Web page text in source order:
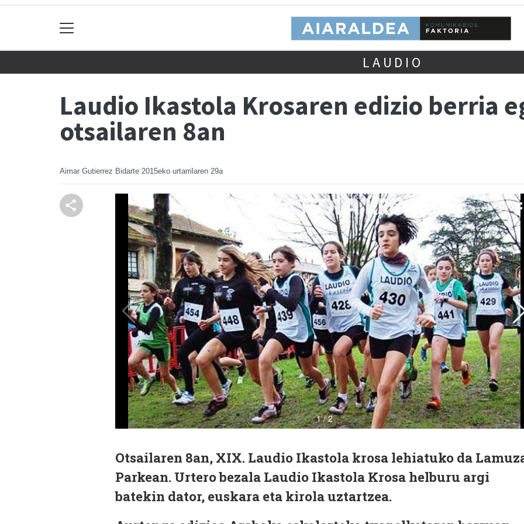
LAUDIO
Laudio Ikastola Krosaren edizio berria
otsailaren 8an
Aimar Gutierrez Bidarte 2015eko urtarrilaren 29a
Otsailaren 8an, XIX. Laudio Ikastola krosa lehiatuko da
Parkean. Urtero bezala Laudio Ikastola Krosa helburu argi
batekin dator, euskara eta kirola uztartzea.